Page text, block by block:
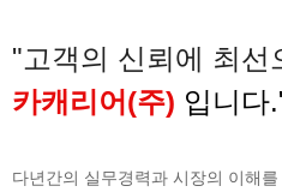
"고객의 신뢰에 최선
카캐리어(주) 입니다.
다년간의 실무경력과 시장의 이해